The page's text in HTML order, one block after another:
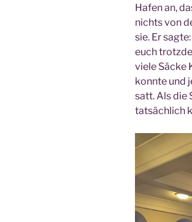
Hafen an,
nichts von
sie. Er
euch
vie­le Säcke
konn­te und
satt. Als die
tat­säch­lich